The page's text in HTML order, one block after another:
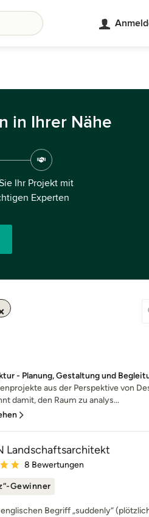
in Ihrer Nähe
Ihr Projekt mit
Experten
- Planung, Gestaltung und
aus der Perspektive von
damit, den Raum zu analys...
Landschaftsarchitekt
Bewertung: 5 von 5 Sternen
8 Bewertungen
Gewinner
Begriff „suddenly“